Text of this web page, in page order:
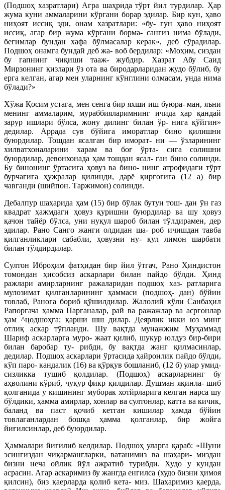
(Подшоҳ хазратлари) Агра шаҳрида тўрт йил турдилар. Ҳар
жума куни аммаларини кўргани борар эдилар. Бир кун, ҳаво
ниҳоят иссиқ эди, онам хазратлари: «бу- гун ҳаво ниҳоят
иссиқ, агар бир жума кўргани борма- сангиз нима бўлади,
бегимлар бундан хафа бўлмасалар керак», деб сўрадилар.
Подшоҳ онамга бундай деб жа- воб бердилар: «Моҳим, сиздан
бу гапнинг чиқиши тааж- жубдир. Хазрат Абу Саид
Мирзонинг қизлари ўз ота ва биродарларидан жудо бўлиб, бу
ерга келган, агар мен уларнинг кўнглини олмасам, унда нима
бўлади?»
Хўжа Қосим устага, мен сенга бир яхши иш буюра- ман, яъни
менинг аммаларим, мураббияларимнинг ичида ҳар қандай
зарур ишлари бўлса, жону дилинг билан ўр- нига қўйгин»
дедилар. Аррада сув бўйига иморатлар бино қилишни
буюрдилар. Тошдан ясалган бир иморат- ни — ўзларининг
хилватхоналарини харам ва боғ ўрта- сига солишни
буюрдилар, девонхонада ҳам тошдан ясал- ган бино солинди.
Бу бинонинг ўртасига ҳовуз ва бино- нинг атрофидаги тўрт
бурчагига ҳужралар қилинди, дарё қирғоғига (12 а) бир
чавганди (шийпон. Таржимон) солинди.
Дебалпур шаҳарида ҳам (15) бир бўлак бутун тош- дан ўн газ
квадрат ҳажмдаги ҳовуз қуришни буюрдилар ва шу ҳовуз
қачон тайёр бўлса, уни нуқул шароб билан тўлдирамен, дер
эдилар. Рано Санго жанги олдидан ша- роб ичишдан тавба
қилганликлари сабабли, ҳовузни ну- қул лимон шарбати
билан тўлдирдилар.
Султон Иброҳим фатҳидан бир йил ўтгач, Рано Ҳиндистон
томондан ҳисобсиз аскарлари билан пайдо бўлди. Ҳинд
ражлари амирларнинг ражаларидан подшоҳ хаз- ратларига
мулозимат қилганларининг ҳаммаси (подшоҳ- дан) бўйин
товлаб, Ранога бориб қўшилдилар. Жалолий кўли Санбаҳил
Рапоргача ҳамма Парганалар, рай ва ражажлар ва асрғонлар
ҳам ^цодшоҳга; қарши шш дилар. Деярлик икки юз минг
отлиқ аскар тўпланди. Шу вақтда мунажжим Муҳаммад
Шариф аскарларга муро- жаат қилиб, шукур юлдуз бир-бири
билан баробар ту- рибди, бу вақтда жанг қилмасинлар,
дедилар. Подшоҳ аскарлари ўртасида ҳайронлик пайдо бўлди,
кўп паро- кандалик (16) ва қўрқув бошланиб, (12 б) улар умид-
сизликка тушиб қолдилар. (Подшоҳ) аскарларнинг бу
аҳволини кўриб, чуқур фикр қилдилар. Душман яқинла- шиб
қолганида у кишининг муборак хотйрларига келган нарса шу
бўлдики, ҳамма амирлар, хонлар ва султонлар, катта ва кичик,
баланд ва паст қочиб кетган кишилар ҳамда бўйин
товлаганлардан бошқа ҳамма қолганлар, бир жойга
йиғилсинлар, деб буюрдилар.
Ҳаммалари йиғилиб келдилар. Подшоҳ уларга қараб: «Шуни
эсингиздан чиқармангларки, ватанимиз ва шаҳари- миздан
бизни неча ойлик йўл ажратиб турибди. Худо у кундан
асрасин. Агар аскаримиз бу жангда енгилса (худо бизни ҳимоя
қилсин), биз қаерларда қолиб кета- миз. Шаҳаримиз қаерда,